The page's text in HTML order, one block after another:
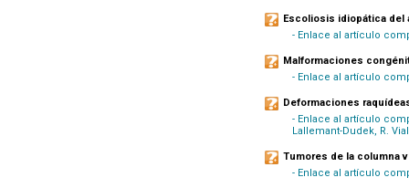
Escoliosis idiopática del
- Enlace al artículo
Malformaciones
- Enlace al artículo
Deformaciones
- Enlace al artículo
Lallemant-Dudek, R.
Tumores de la columna
- Enlace al artículo